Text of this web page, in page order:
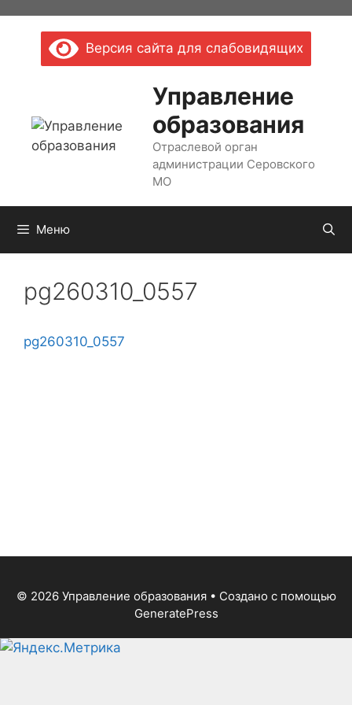
содержимомуВерсия сайта для слабовидящих
Управление
образования
Отраслевой орган
администрации Серовского
МО
Меню
pg260310_0557
pg260310_0557
© 2026 Управление образования• Создано с помощью
GeneratePress